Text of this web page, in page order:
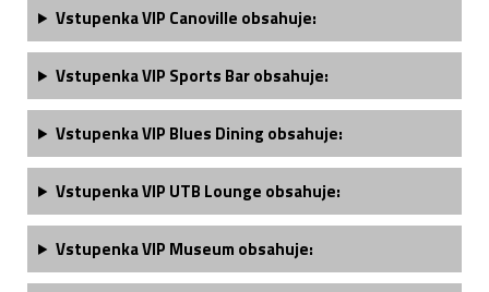
Vstupenka VIP Canoville obsahuje:
Vstupenka VIP Sports Bar obsahuje:
Vstupenka VIP Blues Dining obsahuje:
Vstupenka VIP UTB Lounge obsahuje:
Vstupenka VIP Museum obsahuje: